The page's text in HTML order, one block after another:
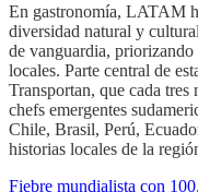
En gastronomía, LATAM
diversidad natural y
de vanguardia,
locales. Parte central de
Transportan, que cada tres
chefs emergentes
Chile, Brasil, Perú,
historias locales de la
Fiebre mundialista con